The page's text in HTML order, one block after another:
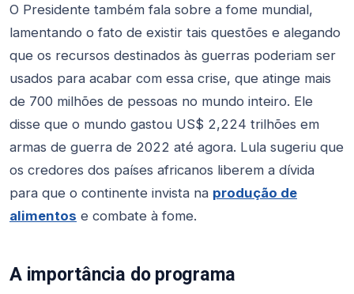
O Presidente também fala sobre a fome mundial,
lamentando o fato de existir tais questões e alegando
que os recursos destinados às guerras poderiam ser
usados para acabar com essa crise, que atinge mais
de 700 milhões de pessoas no mundo inteiro. Ele
disse que o mundo gastou US$ 2,224 trilhões em
armas de guerra de 2022 até agora. Lula sugeriu que
os credores dos países africanos liberem a dívida
para que o continente invista na produção de
alimentos e combate à fome.
A importância do programa